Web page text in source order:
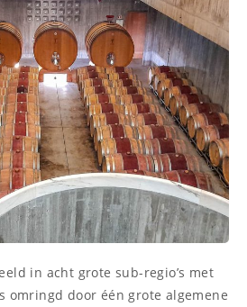
in acht grote sub-regio’s met
omringd door één grote algemene